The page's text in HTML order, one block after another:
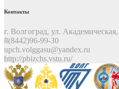
Контакты
г. Волгоград, ул. Академическая,
8(8442)96-99-30
upch.volggasu@yandex.ru
http://pbizchs.vstu.ru/